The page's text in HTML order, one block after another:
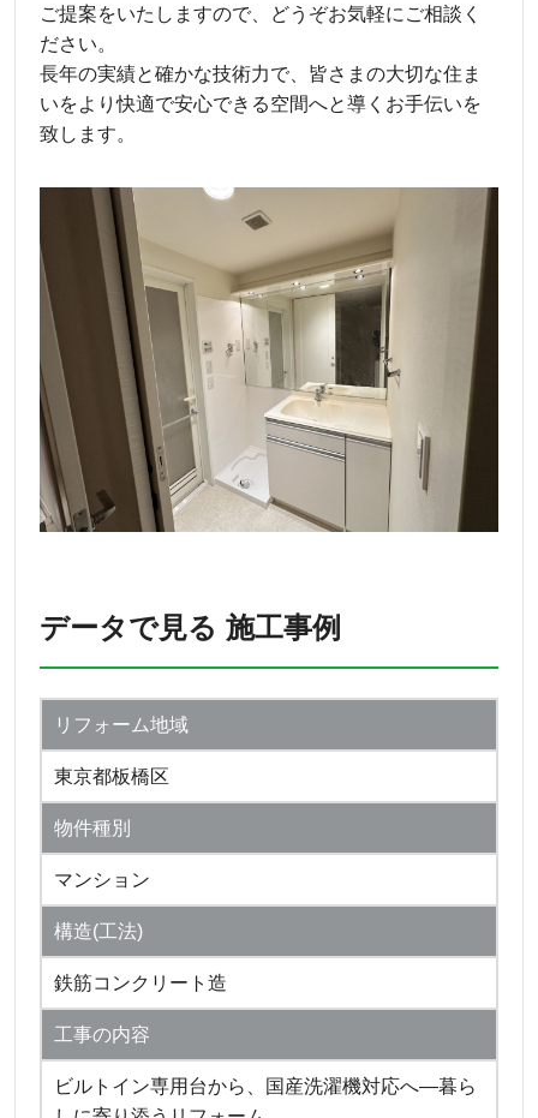
ご提案をいたしますので、どうぞお気軽にご相談く
ださい。
長年の実績と確かな技術力で、皆さまの大切な住ま
いをより快適で安心できる空間へと導くお手伝いを
致します。
データで見る 施工事例
リフォーム地域
東京都板橋区
物件種別
マンション
構造(工法)
鉄筋コンクリート造
工事の内容
ビルトイン専用台から、国産洗濯機対応へ―暮ら